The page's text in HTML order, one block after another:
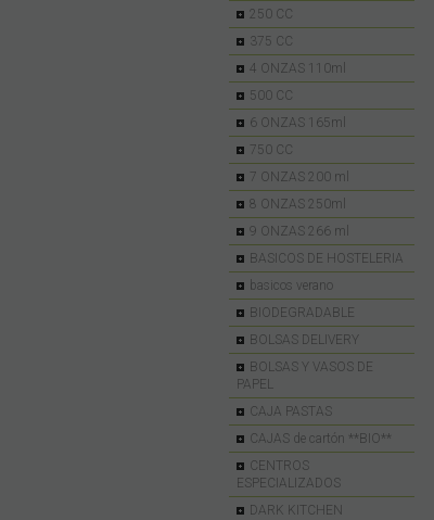
250 CC
375 CC
4 ONZAS 110ml
500 CC
6 ONZAS 165ml
750 CC
7 ONZAS 200 ml
8 ONZAS 250ml
9 ONZAS 266 ml
BASICOS DE HOSTELERIA
basicos verano
BIODEGRADABLE
BOLSAS DELIVERY
BOLSAS Y VASOS DE
PAPEL
CAJA PASTAS
CAJAS de cartón **BIO**
CENTROS
ESPECIALIZADOS
DARK KITCHEN